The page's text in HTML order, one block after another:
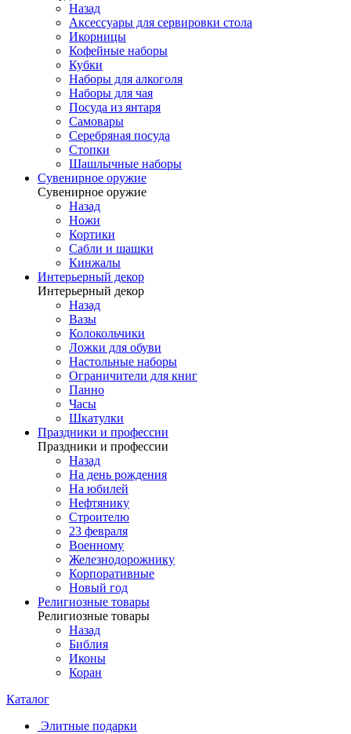
Назад
Аксессуары для сервировки стола
Икорницы
Кофейные наборы
Кубки
Наборы для алкоголя
Наборы для чая
Посуда из янтаря
Самовары
Серебряная посуда
Стопки
Шашлычные наборы
Сувенирное оружие
Сувенирное оружие
Назад
Ножи
Кортики
Сабли и шашки
Кинжалы
Интерьерный декор
Интерьерный декор
Назад
Вазы
Колокольчики
Ложки для обуви
Настольные наборы
Ограничители для книг
Панно
Часы
Шкатулки
Праздники и профессии
Праздники и профессии
Назад
На день рождения
На юбилей
Нефтянику
Строителю
23 февраля
Военному
Железнодорожнику
Корпоративные
Новый год
Религиозные товары
Религиозные товары
Назад
Библия
Иконы
Коран
Каталог
Элитные подарки